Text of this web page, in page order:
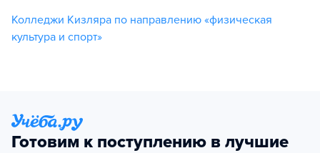
Колледжи Кизляра по направлению «физическая
культура и спорт»
Готовим к поступлению в лучшие